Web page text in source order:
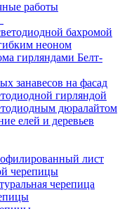
работы
бахромой
неоном
гирляндами Белт-
занавесов на фасад
гирляндой
дюралайтом
елей и деревьев
лист
черепицы
черепица